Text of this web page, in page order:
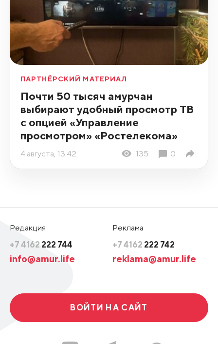
ПАРТНЁРСКИЙ МАТЕРИАЛ
Почти 50 тысяч амурчан
выбирают удобный просмотр ТВ
с опцией «Управление
просмотром» «Ростелекома»
4 августа, 13:42 135 0
Редакция
+7 4162 222 744
info@amur.life
Реклама
+7 4162 222 742
reklama@amur.life
ВОЙТИ НА САЙТ